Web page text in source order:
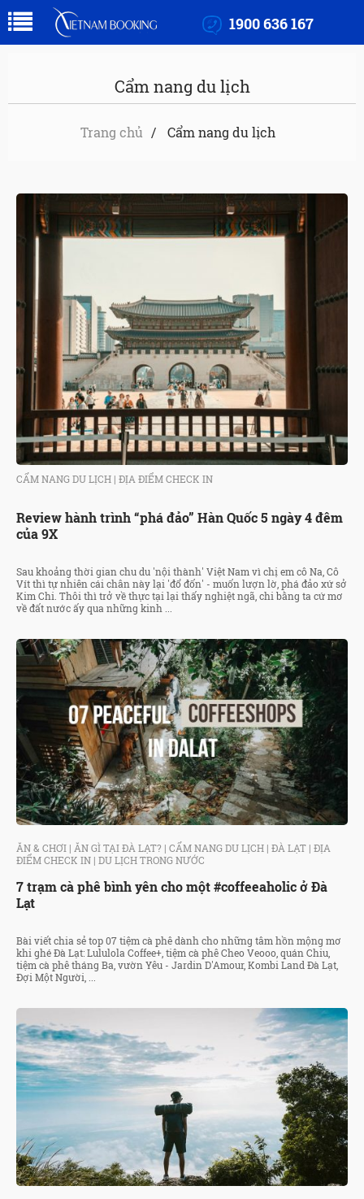
1900 636 167
Cẩm nang du lịch
Trang chủ Cẩm nang du lịch
CẨM NANG DU LỊCH | ĐỊA ĐIỂM CHECK IN
Review hành trình “phá đảo” Hàn Quốc 5 ngày 4 đêm
của 9X
Sau khoảng thời gian chu du 'nội thành' Việt Nam vì chị em cô Na, Cô
Vít thì tự nhiên cái chân này lại 'đổ đốn' - muốn lượn lờ, phá đảo xứ sở
Kim Chi. Thôi thì trở về thực tại lại thấy nghiệt ngã, chi bằng ta cứ mơ
về đất nước ấy qua những kinh ...
ĂN & CHƠI | ĂN GÌ TẠI ĐÀ LẠT? | CẨM NANG DU LỊCH | ĐÀ LẠT | ĐỊA
ĐIỂM CHECK IN | DU LỊCH TRONG NƯỚC
7 trạm cà phê bình yên cho một #coffeeaholic ở Đà
Lạt
Bài viết chia sẻ top 07 tiệm cà phê dành cho những tâm hồn mộng mơ
khi ghé Đà Lạt: Lululola Coffee+, tiệm cà phê Cheo Veooo, quán Chiu,
tiệm cà phê tháng Ba, vườn Yêu - Jardin D'Amour, Kombi Land Đà Lạt,
Đợi Một Người, ...